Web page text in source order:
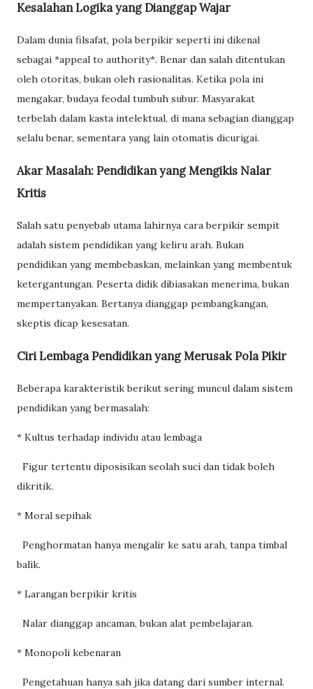
Kesalahan Logika yang Dianggap Wajar
Dalam dunia filsafat, pola berpikir seperti ini dikenal
sebagai *appeal to authority*. Benar dan salah ditentukan
oleh otoritas, bukan oleh rasionalitas. Ketika pola ini
mengakar, budaya feodal tumbuh subur. Masyarakat
terbelah dalam kasta intelektual, di mana sebagian dianggap
selalu benar, sementara yang lain otomatis dicurigai.
Akar Masalah: Pendidikan yang Mengikis Nalar
Kritis
Salah satu penyebab utama lahirnya cara berpikir sempit
adalah sistem pendidikan yang keliru arah. Bukan
pendidikan yang membebaskan, melainkan yang membentuk
ketergantungan. Peserta didik dibiasakan menerima, bukan
mempertanyakan. Bertanya dianggap pembangkangan,
skeptis dicap kesesatan.
Ciri Lembaga Pendidikan yang Merusak Pola Pikir
Beberapa karakteristik berikut sering muncul dalam sistem
pendidikan yang bermasalah:
* Kultus terhadap individu atau lembaga
Figur tertentu diposisikan seolah suci dan tidak boleh
dikritik.
* Moral sepihak
Penghormatan hanya mengalir ke satu arah, tanpa timbal
balik.
* Larangan berpikir kritis
Nalar dianggap ancaman, bukan alat pembelajaran.
* Monopoli kebenaran
Pengetahuan hanya sah jika datang dari sumber internal.